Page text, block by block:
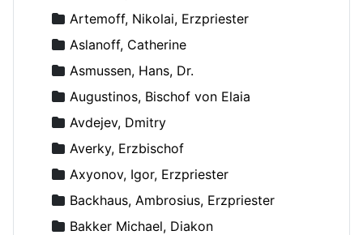
Artemoff, Nikolai, Erzpriester
Aslanoff, Catherine
Asmussen, Hans, Dr.
Augustinos, Bischof von Elaia
Avdejev, Dmitry
Averky, Erzbischof
Axyonov, Igor, Erzpriester
Backhaus, Ambrosius, Erzpriester
Bakker Michael, Diakon